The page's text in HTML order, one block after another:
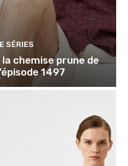
SÉRIES
la chemise prune de
1497